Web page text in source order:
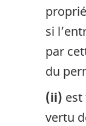
si
par
du
(ii) est
vertu